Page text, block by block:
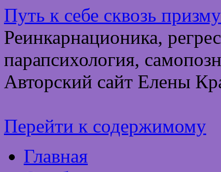
Путь к себе сквозь
Реинкарнационика,
парапсихология,
Авторский сайт Елены
Перейти к содержимому
Главная